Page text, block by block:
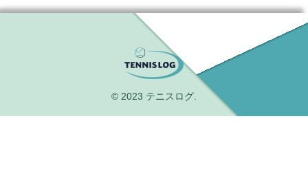
© 2023 テニスログ.